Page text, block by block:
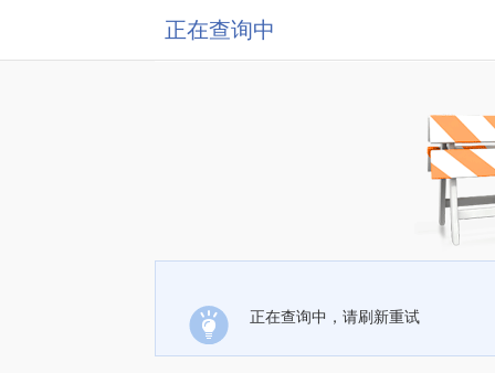
正在查询中
正在查询中，请刷新重试